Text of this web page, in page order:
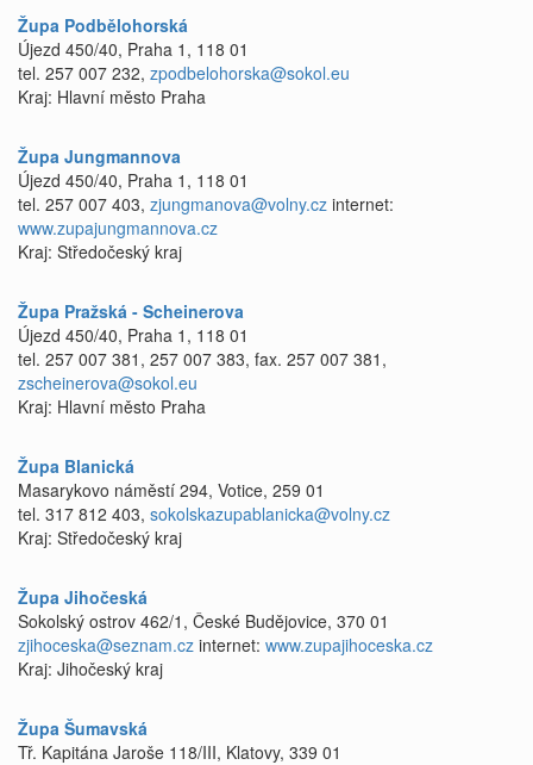
Župa Podbělohorská
Újezd 450/40, Praha 1, 118 01
tel. 257 007 232, zpodbelohorska@sokol.eu
Kraj: Hlavní město Praha
Župa Jungmannova
Újezd 450/40, Praha 1, 118 01
tel. 257 007 403, zjungmanova@volny.cz internet:
www.zupajungmannova.cz
Kraj: Středočeský kraj
Župa Pražská - Scheinerova
Újezd 450/40, Praha 1, 118 01
tel. 257 007 381, 257 007 383, fax. 257 007 381,
zscheinerova@sokol.eu
Kraj: Hlavní město Praha
Župa Blanická
Masarykovo náměstí 294, Votice, 259 01
tel. 317 812 403, sokolskazupablanicka@volny.cz
Kraj: Středočeský kraj
Župa Jihočeská
Sokolský ostrov 462/1, České Budějovice, 370 01
zjihoceska@seznam.cz internet: www.zupajihoceska.cz
Kraj: Jihočeský kraj
Župa Šumavská
Tř. Kapitána Jaroše 118/III, Klatovy, 339 01